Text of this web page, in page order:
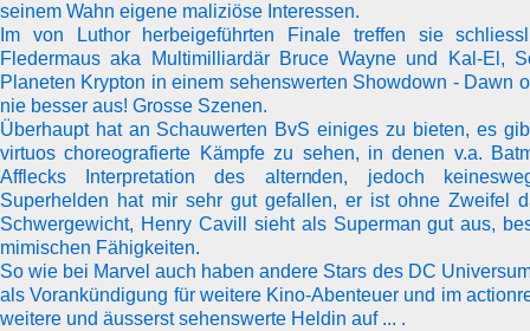
seinem Wahn eigene maliziöse Interessen.
Im von Luthor herbeigeführten Finale treffen sie
Fledermaus aka Multimilliardär Bruce Wayne und Kal-El,
Planeten Krypton in einem sehenswerten Showdown - Dawn
nie besser aus! Grosse Szenen.
Überhaupt hat an Schauwerten BvS einiges zu bieten, es
virtuos choreografierte Kämpfe zu sehen, in denen v.a.
Afflecks Interpretation des alternden, jedoch
Superhelden hat mir sehr gut gefallen, er ist ohne Zweifel
Schwergewicht, Henry Cavill sieht als Superman gut aus,
mimischen Fähigkeiten.
So wie bei Marvel auch haben andere Stars des DC
als Vorankündigung für weitere Kino-Abenteuer und im
weitere und äusserst sehenswerte Heldin auf ... .